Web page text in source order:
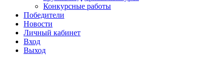
Конкурсные работы
Победители
Новости
Личный кабинет
Вход
Выход